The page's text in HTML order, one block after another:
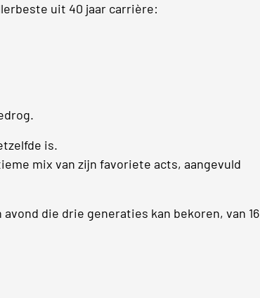
uit 40 jaar carrière:
is.
mix van zijn favoriete acts, aangevuld
die drie generaties kan bekoren, van 16